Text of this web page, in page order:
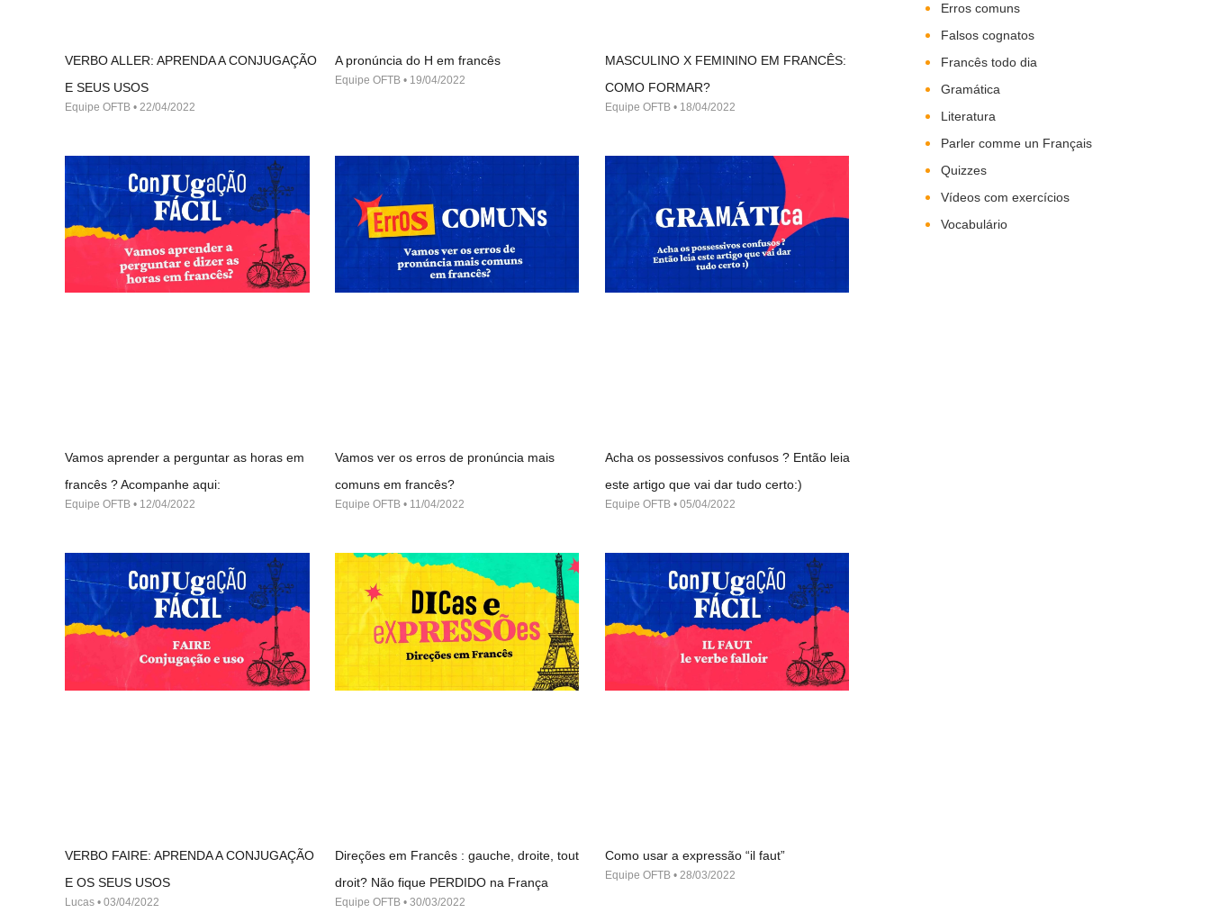
VERBO ALLER: APRENDA A CONJUGAÇÃO
E SEUS USOS
Equipe OFTB 22/04/2022
A pronúncia do H em francês
Equipe OFTB 19/04/2022
MASCULINO X FEMININO EM FRANCÊS:
COMO FORMAR?
Equipe OFTB 18/04/2022
Vamos aprender a perguntar as horas em
francês ? Acompanhe aqui:
Equipe OFTB 12/04/2022
Vamos ver os erros de pronúncia mais
comuns em francês?
Equipe OFTB 11/04/2022
Acha os possessivos confusos ? Então leia
este artigo que vai dar tudo certo:)
Equipe OFTB 05/04/2022
VERBO FAIRE: APRENDA A CONJUGAÇÃO
E OS SEUS USOS
Lucas 03/04/2022
Direções em Francês : gauche, droite, tout
droit? Não fique PERDIDO na França
Equipe OFTB 30/03/2022
Como usar a expressão “il faut”
Equipe OFTB 28/03/2022
Erros comuns
Falsos cognatos
Francês todo dia
Gramática
Literatura
Parler comme un Français
Quizzes
Vídeos com exercícios
Vocabulário